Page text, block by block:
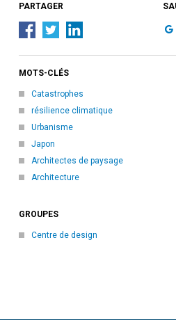
PARTAGER
MOTS-CLÉS
Catastrophes
résilience climatique
Urbanisme
Japon
Architectes de paysage
Architecture
GROUPES
Centre de design